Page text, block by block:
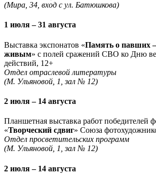
(Мира, 34, вход с ул. Батюшкова)
1 июля – 31 августа
Выставка экспонатов «Память о павших
живым» с полей сражений СВО ко Дню
действий, 12+
Отдел отраслевой литературы
(М. Ульяновой, 1, зал № 12)
2 июля – 14 августа
Планшетная выставка работ победителей
«Творческий сдвиг» Союза
Отдел просветительских программ
(М. Ульяновой, 1, зал № 12)
2 июля – 14 августа